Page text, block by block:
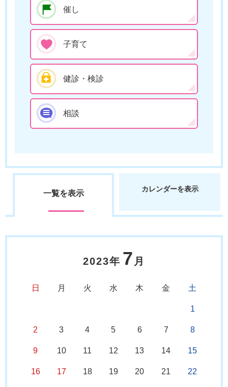
催し
子育て
健診・検診
相談
一覧を表示 カレンダーを表示
2023年 7 月
日 月 火 水 木 金 土
1
2 3 4 5 6 7 8
9 10 11 12 13 14 15
16 17 18 19 20 21 22